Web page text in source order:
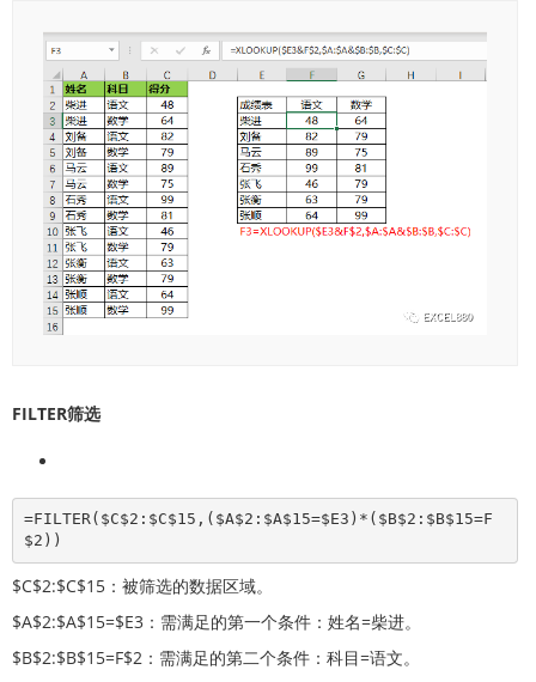
FILTER筛选
=FILTER($C$2:$C$15,($A$2:$A$15=$E3)*($B$2:$B$15=F
$2))
$C$2:$C$15：被筛选的数据区域。
$A$2:$A$15=$E3：需满足的第一个条件：姓名=柴进。
$B$2:$B$15=F$2：需满足的第二个条件：科目=语文。